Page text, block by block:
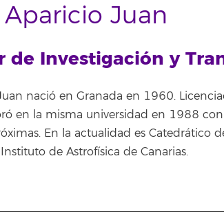
Juan
de Investigación y
nació en Granada en 1960.
en la misma universidad en 1988
En la actualidad es Catedrático
de Astrofísica de Canarias.